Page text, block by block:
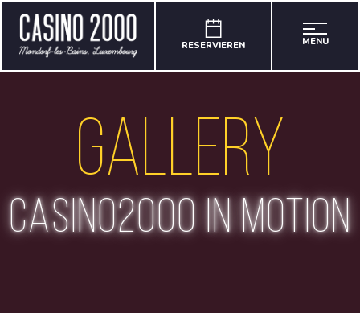
RESERVIEREN MENU
Gallery
casino2000 in motion